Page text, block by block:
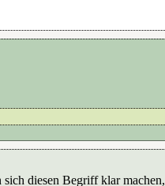
diesen Begriff klar machen,